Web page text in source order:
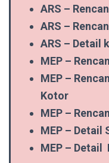
ARS –
ARS –
ARS – Detail
MEP –
MEP –
Kotor
MEP –
MEP – Detail
MEP – Detail